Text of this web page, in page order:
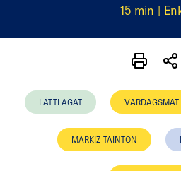
15 min |
LÄTTLAGAT VARDAGSMAT
MARKIZ TAINTON